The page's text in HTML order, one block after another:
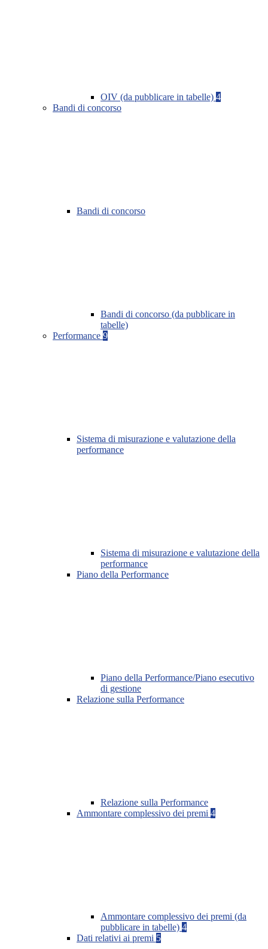
OIV (da pubblicare in tabelle) 4
Bandi di concorso
Bandi di concorso
Bandi di concorso (da pubblicare in
tabelle)
Performance 9
Sistema di misurazione e valutazione della
performance
Sistema di misurazione e valutazione della
performance
Piano della Performance
Piano della Performance/Piano esecutivo
di gestione
Relazione sulla Performance
Relazione sulla Performance
Ammontare complessivo dei premi 4
Ammontare complessivo dei premi (da
pubblicare in tabelle) 4
Dati relativi ai premi 5